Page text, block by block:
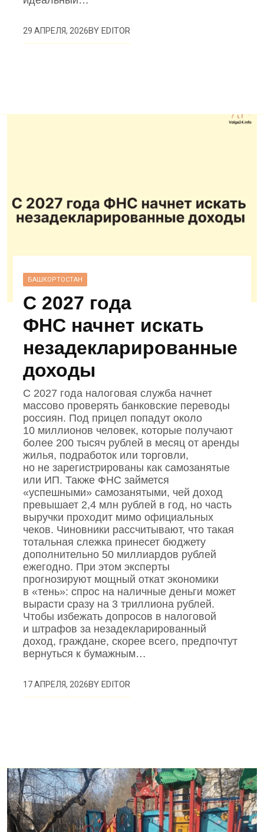
29 АПРЕЛЯ, 2026BYEDITOR
БАШКОРТОСТАН
С 2027 года
ФНС начнет искать
незадекларированные
доходы
С 2027 года налоговая служба начнет
массово проверять банковские переводы
россиян. Под прицел попадут около
10 миллионов человек, которые получают
более 200 тысяч рублей в месяц от аренды
жилья, подработок или торговли,
но не зарегистрированы как самозанятые
или ИП. Также ФНС займется
«успешными» самозанятыми, чей доход
превышает 2,4 млн рублей в год, но часть
выручки проходит мимо официальных
чеков. Чиновники рассчитывают, что такая
тотальная слежка принесет бюджету
дополнительно 50 миллиардов рублей
ежегодно. При этом эксперты
прогнозируют мощный откат экономики
в «тень»: спрос на наличные деньги может
вырасти сразу на 3 триллиона рублей.
Чтобы избежать допросов в налоговой
и штрафов за незадекларированный
доход, граждане, скорее всего, предпочтут
вернуться к бумажным…
17 АПРЕЛЯ, 2026BYEDITOR